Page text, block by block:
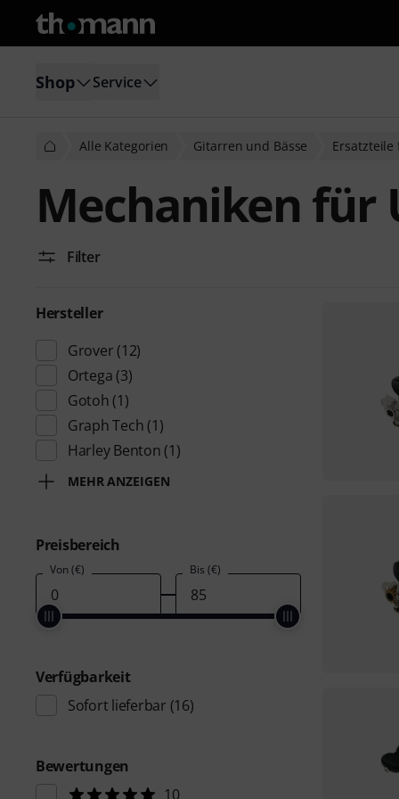
Shop Service
Alle Kategorien Gitarren und Bässe
Mechaniken für
Filter
Hersteller
Grover (12)
Ortega (3)
Gotoh (1)
Graph Tech (1)
Harley Benton (1)
MEHR ANZEIGEN
Preisbereich
Von (€) Bis (€)
Verfügbarkeit
Sofort lieferbar (16)
Bewertungen
10